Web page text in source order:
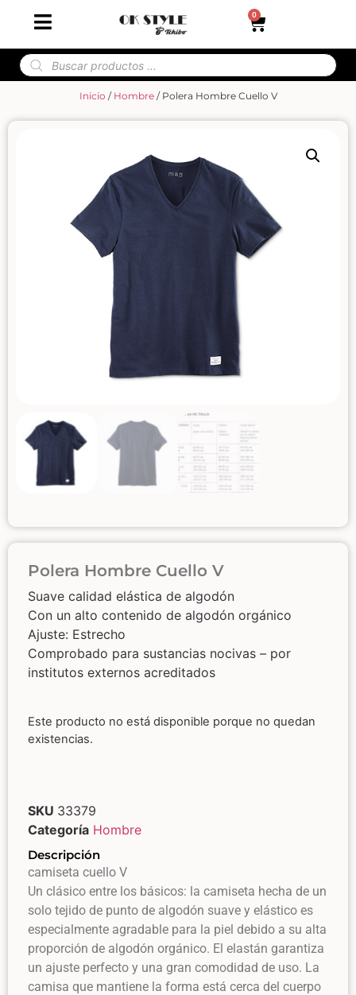
0
Inicio / Hombre/ Polera Hombre Cuello V
Polera Hombre Cuello V
Suave calidad elástica de algodón
Con un alto contenido de algodón orgánico
Ajuste: Estrecho
Comprobado para sustancias nocivas – por
institutos externos acreditados
Este producto no está disponible porque no quedan
existencias.
SKU 33379
Categoría Hombre
Descripción
camiseta cuello V
Un clásico entre los básicos: la camiseta hecha de un
solo tejido de punto de algodón suave y elástico es
especialmente agradable para la piel debido a su alta
proporción de algodón orgánico. El elastán garantiza
un ajuste perfecto y una gran comodidad de uso. La
camisa que mantiene la forma está cerca del cuerpo